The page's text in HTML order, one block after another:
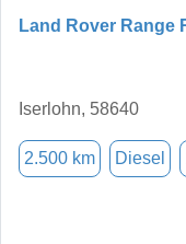
Land Rover Range
Iserlohn, 58640
2.500 km Diesel